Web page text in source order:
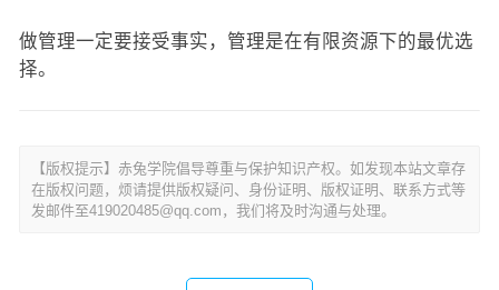
做管理一定要接受事实，管理是在有限资源下的最优选
择。
导
航
【版权提示】赤兔学院倡导尊重与保护知识产权。如发现本站文章存
在版权问题，烦请提供版权疑问、身份证明、版权证明、联系方式等
发邮件至419020485@qq.com，我们将及时沟通与处理。